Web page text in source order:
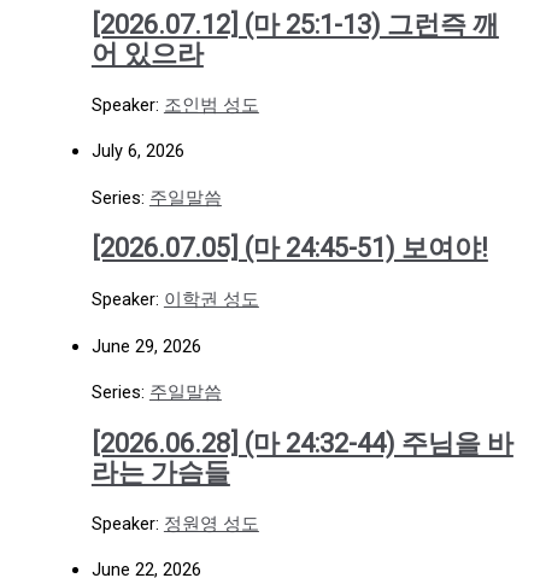
[2026.07.12] (마 25:1-13) 그런즉 깨
어 있으라
Speaker: 조인범 성도
July 6, 2026
Series: 주일말씀
[2026.07.05] (마 24:45-51) 보여야!
Speaker: 이학권 성도
June 29, 2026
Series: 주일말씀
[2026.06.28] (마 24:32-44) 주님을 바
라는 가슴들
Speaker: 정원영 성도
June 22, 2026